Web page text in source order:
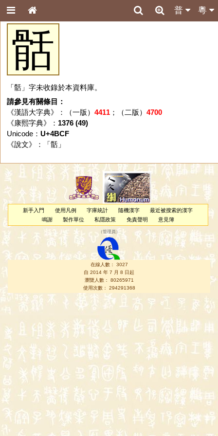
粵
普
䯏
「䯏」字未收錄於本資料庫。
請參見有關條目：
《漢語大字典》：（一版） 4411；（二版） 4700
《康熙字典》： 1376 (49)
Unicode： U+4BCF
《說文》：「 䯏」
新手入門 使用凡例 字庫統計 隨機漢字
最近被搜索的漢字
鳴謝
製作單位 私隱政策 免責聲明 意見簿
（管理員 ）
在線人數： 3027
自 2014 年 7 月 8 日起
瀏覽人數： 80265971
使用次數： 294291368